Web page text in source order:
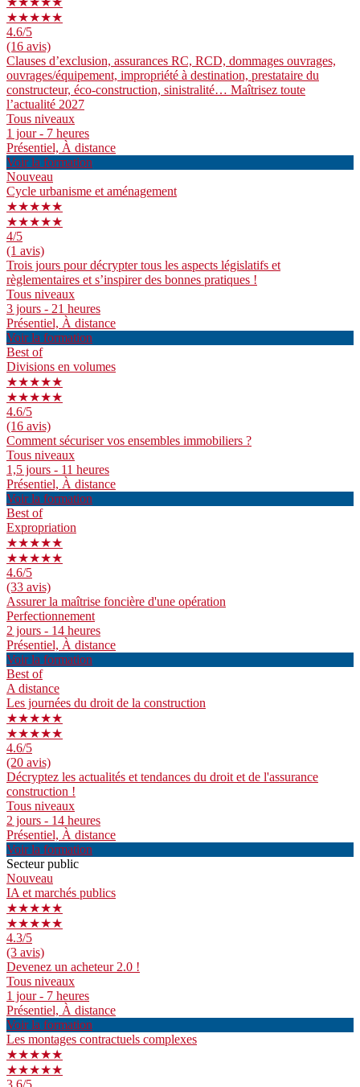
★★★★★
4.6/5
(16 avis)
Clauses d’exclusion, assurances RC, RCD, dommages ouvrages,
ouvrages/équipement, impropriété à destination, prestataire du
constructeur, éco-construction, sinistralité… Maîtrisez toute
l’actualité 2027
Tous niveaux
1 jour - 7 heures
Présentiel, À distance
Voir la formation
Nouveau
Cycle urbanisme et aménagement
★★★★★
★★★★★
4/5
(1 avis)
Trois jours pour décrypter tous les aspects législatifs et
règlementaires et s’inspirer des bonnes pratiques !
Tous niveaux
3 jours - 21 heures
Présentiel, À distance
Voir la formation
Best of
Divisions en volumes
★★★★★
★★★★★
4.6/5
(16 avis)
Comment sécuriser vos ensembles immobiliers ?
Tous niveaux
1,5 jours - 11 heures
Présentiel, À distance
Voir la formation
Best of
Expropriation
★★★★★
★★★★★
4.6/5
(33 avis)
Assurer la maîtrise foncière d'une opération
Perfectionnement
2 jours - 14 heures
Présentiel, À distance
Voir la formation
Best of
A distance
Les journées du droit de la construction
★★★★★
★★★★★
4.6/5
(20 avis)
Décryptez les actualités et tendances du droit et de l'assurance
construction !
Tous niveaux
2 jours - 14 heures
Présentiel, À distance
Voir la formation
Secteur public
Nouveau
IA et marchés publics
★★★★★
★★★★★
4.3/5
(3 avis)
Devenez un acheteur 2.0 !
Tous niveaux
1 jour - 7 heures
Présentiel, À distance
Voir la formation
Les montages contractuels complexes
★★★★★
★★★★★